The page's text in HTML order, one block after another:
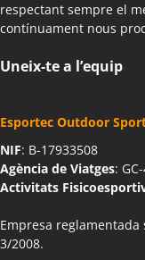
Activitats Família
Colònies Escolars
Activitats
Activitats
Activitats Família
Colònies Escolars
Activitats
Activitats Família
Colònies Escolars
respectant sempre el
contínuament nous
Uneix-te a l’equip
Esportec Outdoor
NIF: B-17933508
Agència de Viatges:
Activitats
Empresa reglamentada
3/2008.